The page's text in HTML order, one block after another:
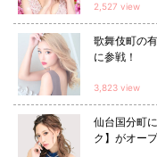
2,527 view
歌舞伎町の
に参戦！
3,823 view
仙台国分町
ク】がオー